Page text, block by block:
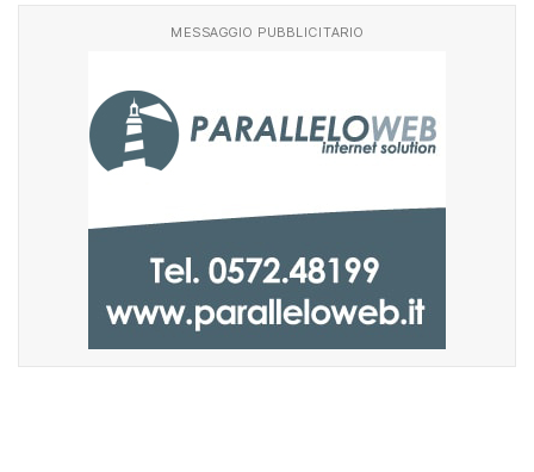
MESSAGGIO PUBBLICITARIO